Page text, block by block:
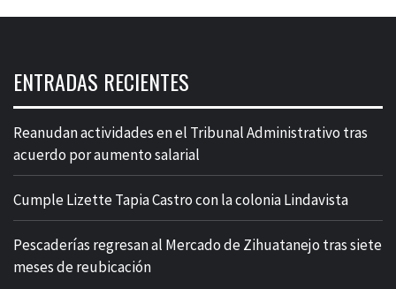
ENTRADAS RECIENTES
Reanudan actividades en el Tribunal Administrativo tras
acuerdo por aumento salarial
Cumple Lizette Tapia Castro con la colonia Lindavista
Pescaderías regresan al Mercado de Zihuatanejo tras siete
meses de reubicación